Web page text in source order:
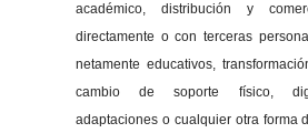
académico, distribución y
directamente o con terceras
netamente educativos,
cambio de soporte físico,
adaptaciones o cualquier otra forma